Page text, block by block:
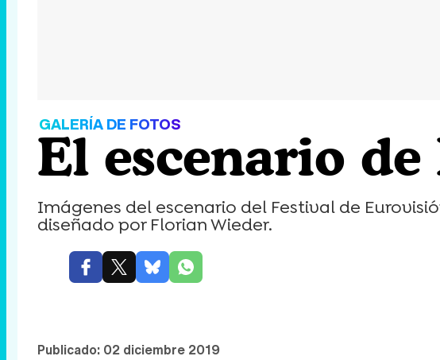
GALERÍA DE FOTOS
El escenario
Imágenes del escenario del Festival de
diseñado por Florian Wieder.
Publicado: 02 diciembre 2019